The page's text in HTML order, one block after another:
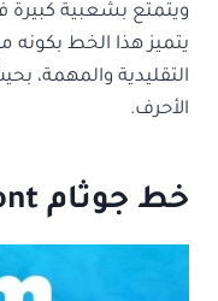
ويتمتع بشعبية كبيرة
يتميز هذا الخط
التقليدية والمهمة،
الأحرف.
خط جوثام Gotham font